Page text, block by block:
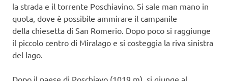
la strada e il torrente Poschiavino. Si sale man mano in
quota, dove è possibile ammirare il campanile
della chiesetta di San Romerio. Dopo poco si raggiunge
il piccolo centro di Miralago e si costeggia la riva sinistra
del lago.
Dopo il paese di Poschiavo (1019 m), si giunge al